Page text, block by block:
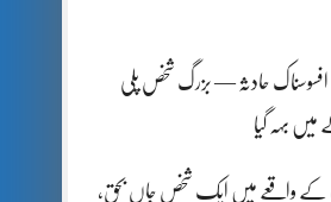
افسوسناک حادثہ — بزرگ شخص پلی
میں بہہ گیا
کے واقعے میں ایک شخص جاں بحق،